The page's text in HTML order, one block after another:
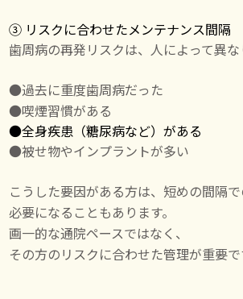
③ リスクに合わせたメンテナンス間隔
歯周病の再発リスクは、人によって異な
●過去に重度歯周病だった
●喫煙習慣がある
●全身疾患（糖尿病など）がある
●被せ物やインプラントが多い
こうした要因がある方は、短めの間隔
必要になることもあります。
画一的な通院ペースではなく、
その方のリスクに合わせた管理が重要で